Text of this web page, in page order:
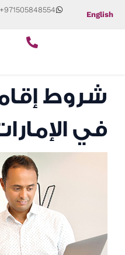
English
+971505848554
شروط
في